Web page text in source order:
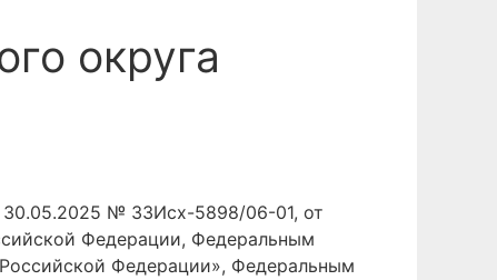
округа
30.05.2025 № 33Исх-5898/06-01, от
Федерации, Федеральным
Федерации», Федеральным